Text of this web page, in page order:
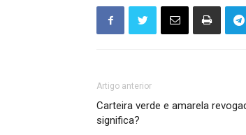
Artigo anterior
Carteira verde e amarela
significa?